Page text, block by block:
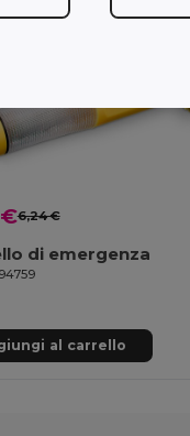
6,24 €
di emergenza
al carrello